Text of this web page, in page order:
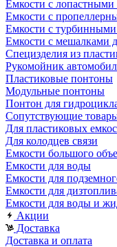
Емкости с
Емкости с
Емкости с
Емкости с мешалками
Специзделия из
Рукомойник
Пластиковые понтоны
Модульные понтоны
Понтон для
Сопутствующие
Для пластиковых
Для колодцев связи
Емкости большого
Емкости для воды
Емкости для
Емкости для
Емкости для воды и
Акции
Доставка
Доставка и оплата